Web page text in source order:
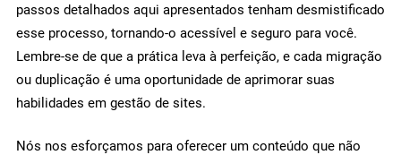
passos detalhados aqui apresentados tenham desmistificado
esse processo, tornando-o acessível e seguro para você.
Lembre-se de que a prática leva à perfeição, e cada migração
ou duplicação é uma oportunidade de aprimorar suas
habilidades em gestão de sites.
Nós nos esforçamos para oferecer um conteúdo que não